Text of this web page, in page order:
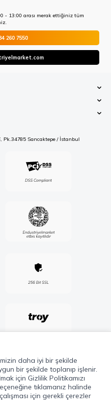
- 13:00 arası merak ettiğiniz tüm
260 7550
Pk.34785 Sancaktepe / İstanbul
daha iyi bir şekilde
bir şekilde toplanıp işlenir.
için Gizlilik Politikamızı
tıklamanız halinde
için gerekli çerezler